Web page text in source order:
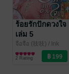
ร้อยรักปักดวงใจ
เล่ม 5
จือจือ (吱吱) / Ink
Stone
นิยายรักจีนโบราณ
2 Rating